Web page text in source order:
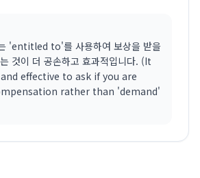
'entitled to'를 사용하여 보상을 받을
것이 더 공손하고 효과적입니다. (It
effective to ask if you are
rather than 'demand'